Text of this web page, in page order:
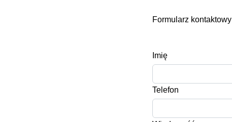
Formularz kontaktowy
Imię
Telefon